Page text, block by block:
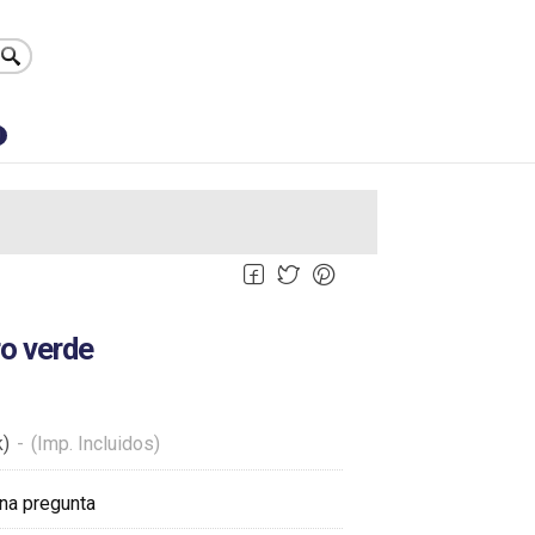
verde
- (Imp. Incluidos)
pregunta